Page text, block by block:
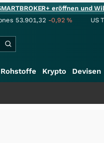
eröffnen und
53.901,32 -0,92% US
Rohstoffe Krypto Devisen